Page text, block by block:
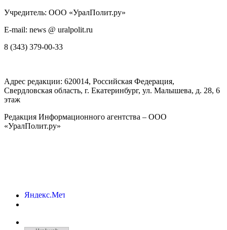
Учредитель: ООО «УралПолит.ру»
E-mail: news @ uralpolit.ru
8 (343) 379-00-33
Адрес редакции: 620014, Российская Федерация,
Свердловская область, г. Екатеринбург, ул. Малышева, д. 28, 6
этаж
Редакция Информационного агентства – ООО
«УралПолит.ру»